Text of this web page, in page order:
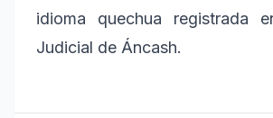
idioma quechua registrada
Judicial de Áncash.